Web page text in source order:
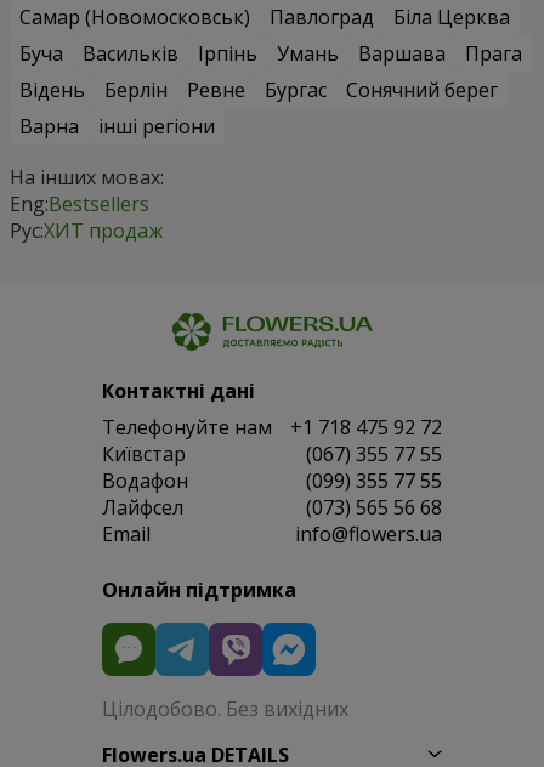
Самар (Новомосковськ)
Павлоград
Біла Церква
Буча
Васильків Ірпінь Умань Варшава
Прага
Відень
Берлін Ревне Бургас
Сонячний берег
Варна
інші регіони
На інших мовах:
Eng:Bestsellers
Рус:ХИТ продаж
Контактні дані
Телефонуйте нам
+1 718 475 92 72
Київстар
(067) 355 77 55
Водафон
(099) 355 77 55
Лайфсел
(073) 565 56 68
Email
info@flowers.ua
Онлайн підтримка
Цілодобово. Без вихідних
Flowers.ua DETAILS